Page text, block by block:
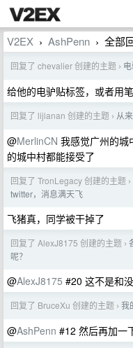
V2EX › AshPenn › 全部
回复了 chevalier 创建的主题 ›
给他的电驴贴标签，或者用
回复了 lijianan 创建的主题 › 从
@MerlinCN 我感觉广州的城
的城中村都能接受了
回复了 TronLegacy 创建的主题 ›
twitter，消息满天飞
飞猪真，同学被干掉了
回复了 AlexJ8175 创建的主题 ›
呢？
@AlexJ8175 #20 这不是和
回复了 BruceXu 创建的主题 › 我
@AshPenn #12 然后再加一